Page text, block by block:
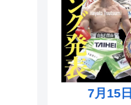
7月15